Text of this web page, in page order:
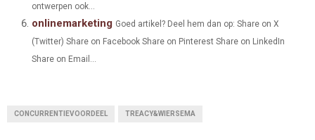
ontwerpen ook...
onlinemarketing Goed artikel? Deel hem dan op: Share on X
(Twitter) Share on Facebook Share on Pinterest Share on LinkedIn
Share on Email...
CONCURRENTIEVOORDEEL TREACY&WIERSEMA